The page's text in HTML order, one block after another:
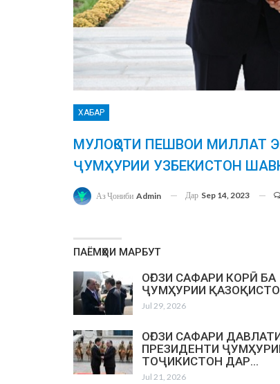
ХАБАР
МУЛОҚОТИ ПЕШВОИ МИЛЛАТ
ҶУМҲУРИИ УЗБЕКИСТОН
Аз Ҷониби Admin Дар Sep 14, 2023
ПАЁМҲОИ МАРБУТ
ОҒОЗИ САФАРИ КОРӢ БА
ҶУМҲУРИИ
Jul 29, 2026
ОҒОЗИ САФАРИ
ПРЕЗИДЕНТИ
ТОҶИКИСТОН ДАР…
Jul 21, 2026